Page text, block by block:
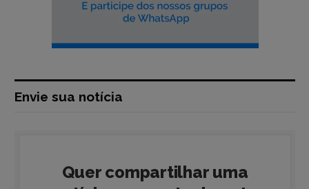
Envie sua notícia
Quer compartilhar uma